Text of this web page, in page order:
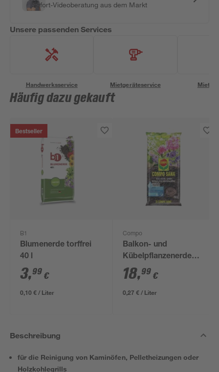
Sofort-Videoberatung aus dem Markt
Unsere passenden Services
Handwerksservice Mietgeräteservice
Häufig dazu gekauft
Bestseller
B1
Blumenerde torffrei
40 l
3,99 €
0,10 € / Liter
Compo
Balkon- und
Kübelpflanzenerde
'Compo Sana®'
torffrei 70 l
18,99 €
0,27 € / Liter
Beschreibung
für die Reinigung von Kaminöfen, Pelletheizungen oder
Holzkohlegrills